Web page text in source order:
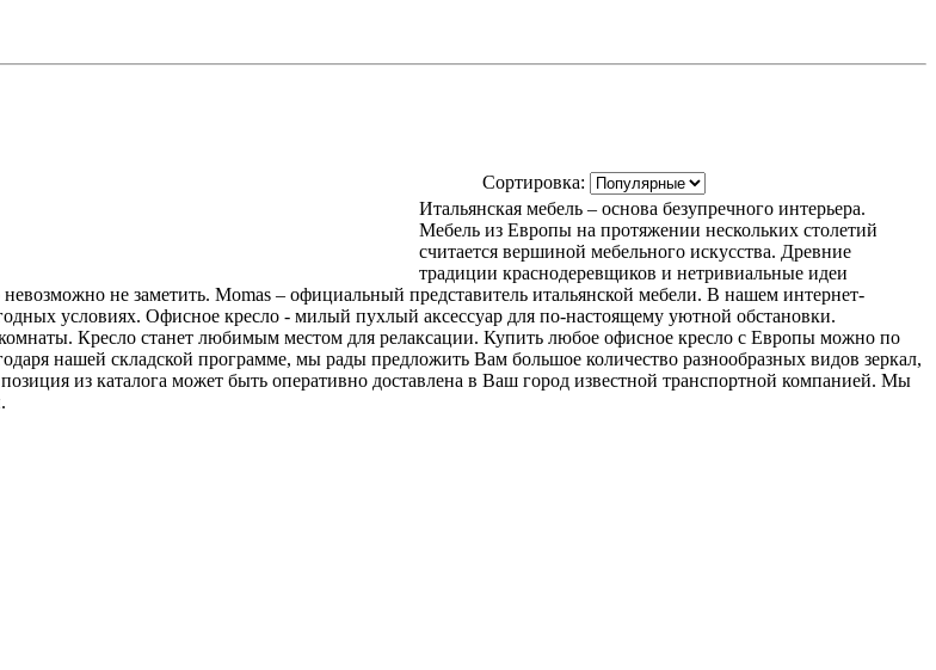
Сортировка:
Итальянская мебель – основа безупречного интерьера.
Мебель из Европы на протяжении нескольких столетий
считается вершиной мебельного искусства. Древние
традиции краснодеревщиков и нетривиальные идеи
не заметить. Momas – официальный представитель итальянской мебели. В нашем интернет-
условиях. Офисное кресло - милый пухлый аксессуар для по-настоящему уютной обстановки.
Кресло станет любимым местом для релаксации. Купить любое офисное кресло с Европы можно по
нашей складской программе, мы рады предложить Вам большое количество разнообразных видов зеркал,
из каталога может быть оперативно доставлена в Ваш город известной транспортной компанией. Мы